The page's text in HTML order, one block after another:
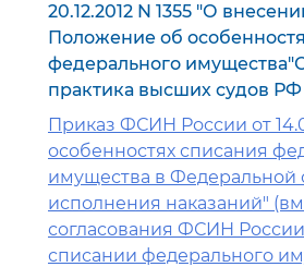
20.12.2012 N 1355 "О
Положение об
федерального
практика высших судов РФ
Приказ ФСИН России от
особенностях списания
имущества в Федеральной
исполнения наказаний"
согласования ФСИН
списании федерального